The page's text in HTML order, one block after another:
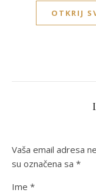
OTKRIJ
Vaša email adresa
su označena sa *
Ime *